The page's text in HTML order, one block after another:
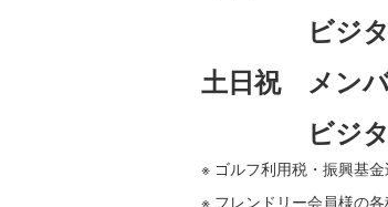
ビジ
土日祝 メン
ビジタ
※ ゴルフ利用税・振興基金
※ フレンドリー会員様の